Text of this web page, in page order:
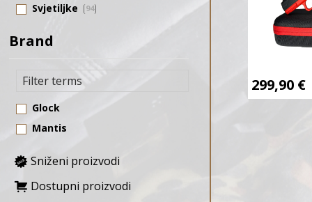
299,90 €
Svjetiljke 94
Dalekozori
Range finderi
Nišani 12
Nosači
Paracord
Svjetleći štapići
Medic 8
Brand
Glock
Mantis
Sniženi proizvodi
Dostupni proizvodi